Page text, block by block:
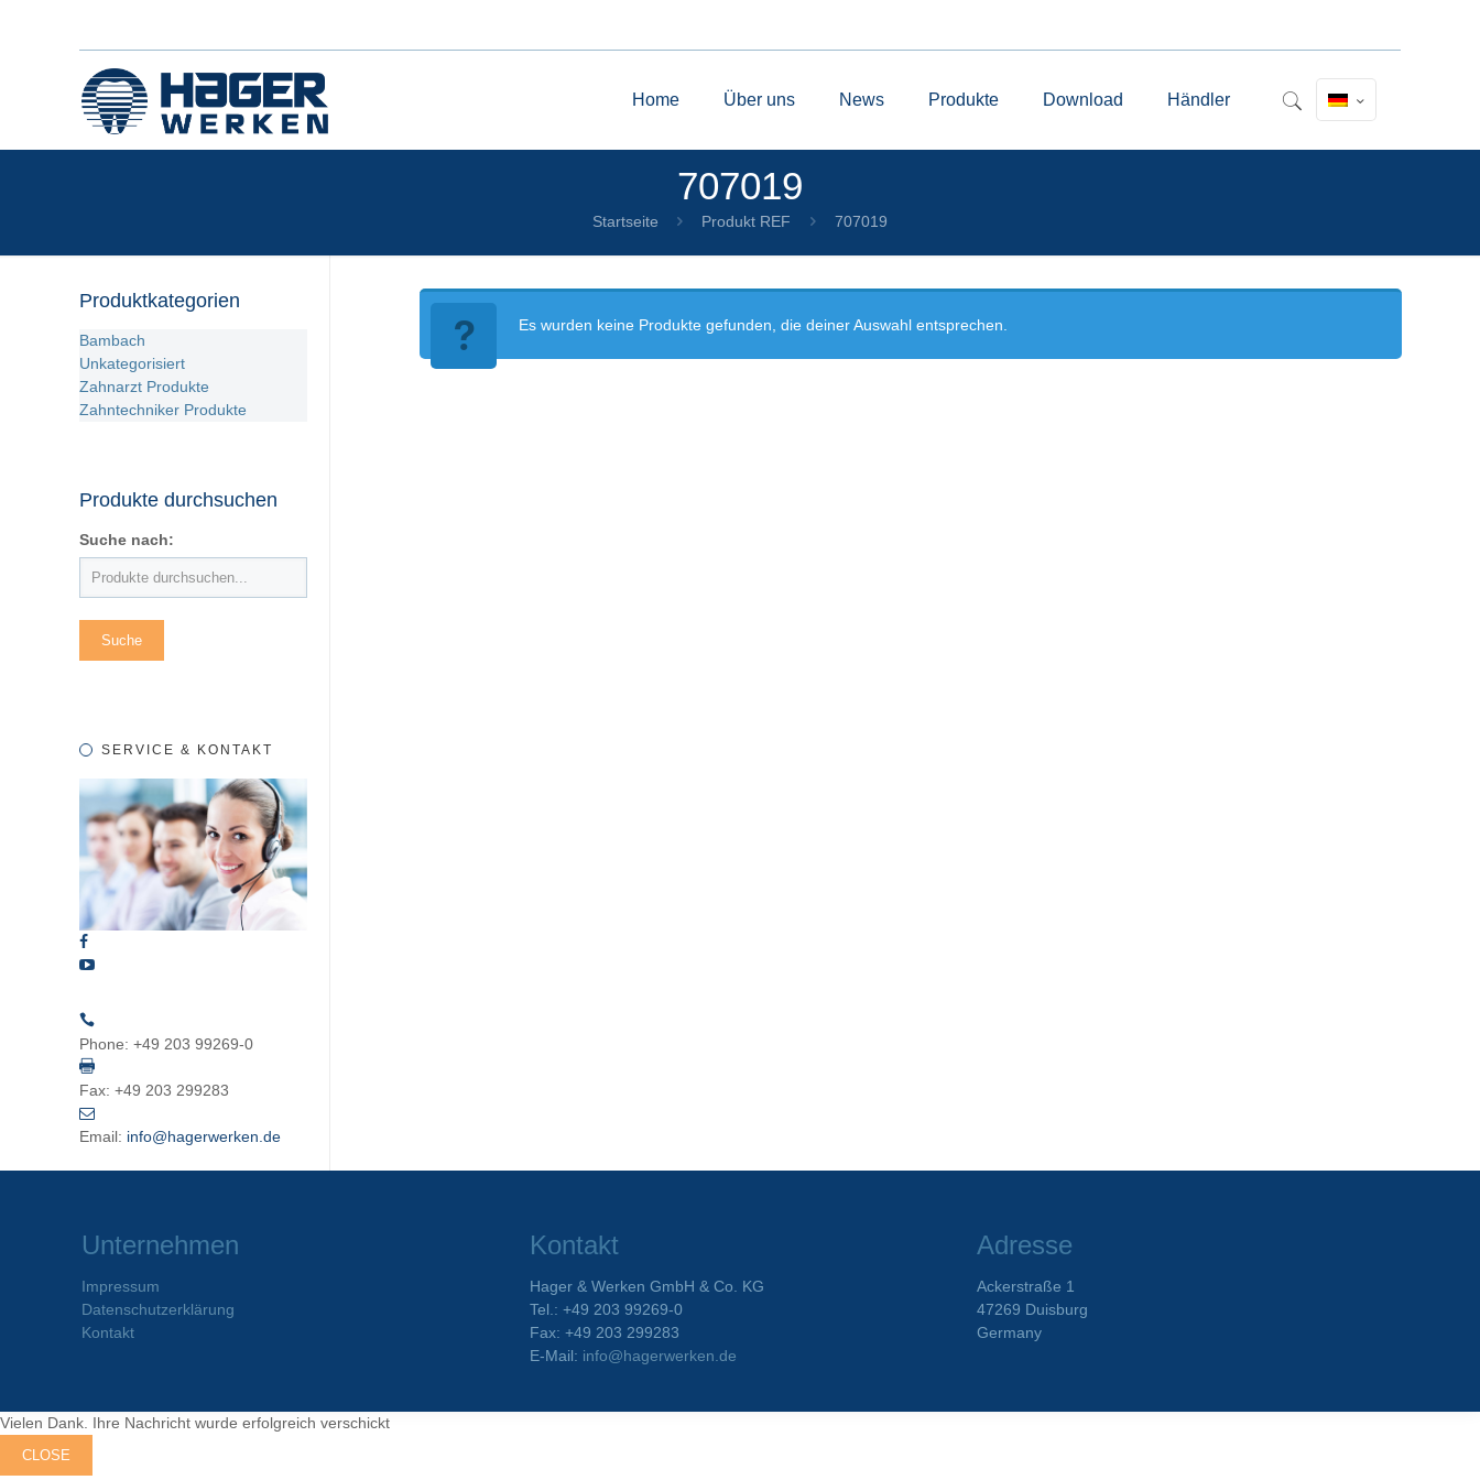
Home Über uns News Produkte Download Händler
707019
Startseite Produkt REF 707019
Es wurden keine Produkte gefunden, die deiner Auswahl entsprechen.
Produktkategorien
Bambach
Unkategorisiert
Zahnarzt Produkte
Zahntechniker Produkte
Produkte durchsuchen
Suche nach:
SERVICE & KONTAKT
Phone: +49 203 99269-0
Fax: +49 203 299283
Email: info@hagerwerken.de
Unternehmen
Impressum
Datenschutzerklärung
Kontakt
Kontakt
Hager & Werken GmbH & Co. KG
Tel.: +49 203 99269-0
Fax: +49 203 299283
E-Mail: info@hagerwerken.de
Adresse
Ackerstraße 1
47269 Duisburg
Germany
Vielen Dank. Ihre Nachricht wurde erfolgreich verschickt
CLOSE